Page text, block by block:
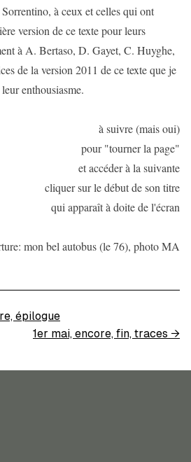
à ceux et celles qui ont
version de ce texte pour leurs
à A. Bertaso, D. Gayet, C. Huyghe,
de la version 2011 de ce texte que je
enthousiasme.
à suivre (mais oui)
pour "tourner la page"
et accéder à la suivante
cliquer sur le début de son titre
qui apparaît à doite de l'écran
mon bel autobus (le 76), photo MA
épilogue
1er mai, encore, fin, traces →